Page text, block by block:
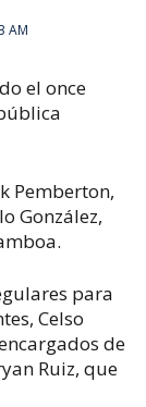
AM
el once
Pemberton,
González,
para
Celso
de
Ruiz, que